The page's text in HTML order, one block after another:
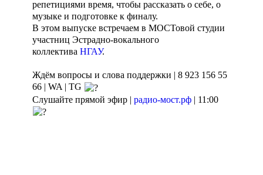
репетициями время, чтобы рассказать о себе, о
музыке и подготовке к финалу.
В этом выпуске встречаем в МОСТовой студии
участниц Эстрадно-вокального
коллектива НГАУ.
Ждём вопросы и слова поддержки | 8 923 156 55
66 | WA | TG
Слушайте прямой эфир | радио-мост.рф | 11:00